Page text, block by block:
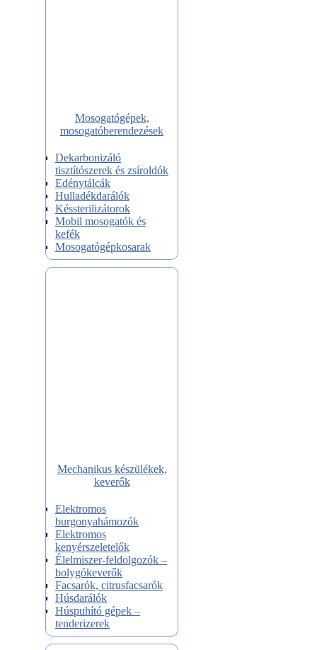
Mosogatógépek,
mosogatóberendezések
Dekarbonizáló
tisztítószerek és zsíroldók
Edénytálcák
Hulladékdarálók
Késsterilizátorok
Mobil mosogatók és
kefék
Mosogatógépkosarak
Mechanikus készülékek,
keverők
Elektromos
burgonyahámozók
Elektromos
kenyérszeletelők
Élelmiszer-feldolgozók –
bolygókeverők
Facsarók, citrusfacsarók
Húsdarálók
Húspuhító gépek –
tenderizerek